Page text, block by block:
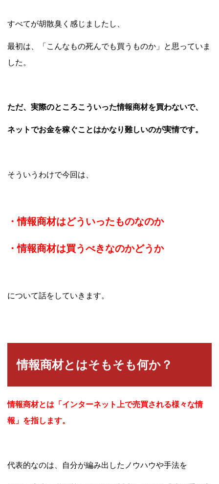
すべてが胡散臭く感じましたし、
最初は、「こんなもの死んでも買うものか」と思っていま
した。
ただ、実際のところこういった情報商材を買わないで、
ネットでお金を稼ぐことはかなり難しいのが実情です。
そういうわけで今回は、
・情報商材はどういったものなのか
・情報商材は買うべきなのかどうか
について話をしていきます。
情報商材とはそもそも何か？
情報商材とは「インターネット上で売買される様々な情
報」を指します。
代表的なのは、自分が編み出したノウハウや手法を